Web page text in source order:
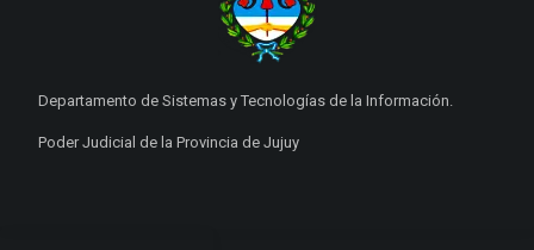
Departamento de Sistemas y Tecnologías de la Información.
Poder Judicial de la Provincia de Jujuy